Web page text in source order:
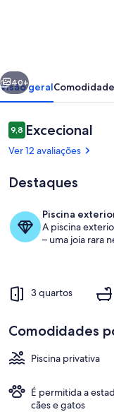
Reguengos
de
Monsaraz,
Alentejo
Seguinte
40+
Visão geral
Avaliações
9,89,8 em 10
Excecional
Ver 12 avaliações
Destaques
Piscina
A piscina
– uma joia rara
3 quartos
Comodidades
Piscina privativa
É permitida a
cães e gatos